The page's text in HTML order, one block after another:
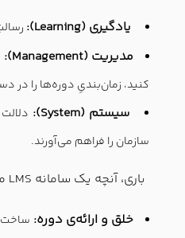
یادگیری (Learning):
مدیریت (Management):
کنید، زمان‌بندیِ دوره‌ها را در
سیستم (System):
سازمان را فراهم می‌آورند.
باری، آنچه یک سامانه LMS متعارف در چنته دارد از این قرار است:
خلق و ارائه‌ی دوره: ساخت